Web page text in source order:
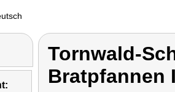
Tornwald-
Bratpfannen